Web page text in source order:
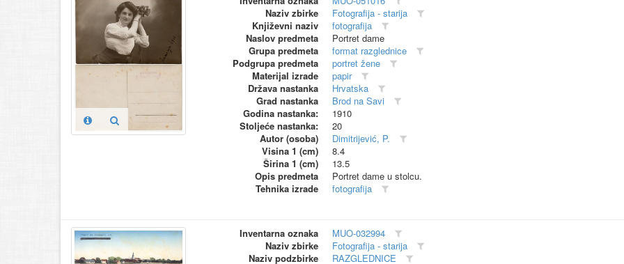
Naziv zbirke
Fotografija - starija
Književni naziv
fotografija
Naslov predmeta
Portret dame
Grupa predmeta
format razglednice
Podgrupa predmeta
portret žene
Materijal izrade
papir
Država nastanka
Hrvatska
Grad nastanka
Brod na Savi
Godina nastanka:
1910
Stoljeće nastanka:
20
Autor (osoba)
Dimitrijević, P.
Visina 1 (cm)
8.4
Širina 1 (cm)
13.5
Opis predmeta
Portret dame u stolcu.
Tehnika izrade
fotografija
Inventarna oznaka
MUO-032994
Naziv zbirke
Fotografija - starija
Naziv podzbirke
RAZGLEDNICE